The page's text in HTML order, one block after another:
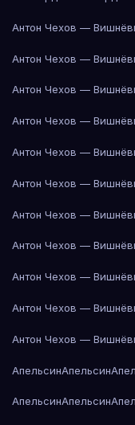
Антон Чехов —
Антон Чехов —
Антон Чехов —
Антон Чехов —
Антон Чехов —
Антон Чехов —
Антон Чехов —
Антон Чехов —
Антон Чехов —
Антон Чехов —
Антон Чехов —
АпельсинАпельсин
АпельсинАпельсин